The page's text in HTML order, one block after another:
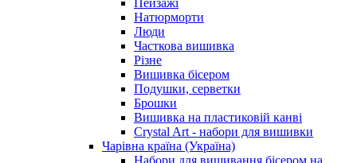
Натюрморти
Люди
Часткова вишивка
Різне
Вишивка бісером
Подушки, серветки
Брошки
Вишивка на пластиковій канві
Crystal Art - набори для вишивки
Чарівна країна (Україна)
Набори для вишивання бісером на